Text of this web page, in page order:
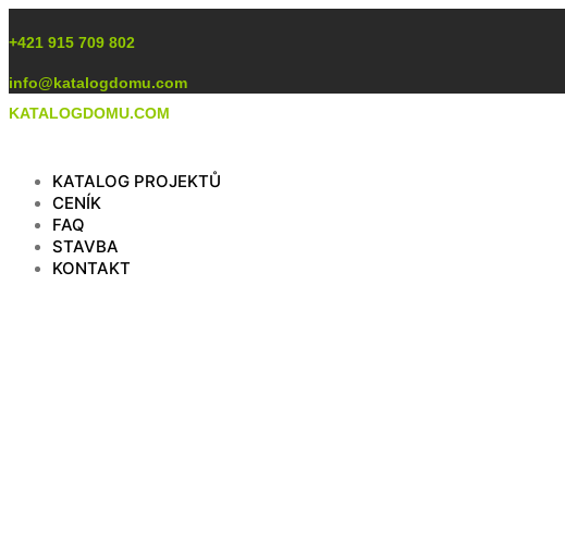
obsah
+421 915 709 802
info@katalogdomu.com
KATALOGDOMU.COM
KATALOG PROJEKTŮ
CENÍK
FAQ
STAVBA
KONTAKT